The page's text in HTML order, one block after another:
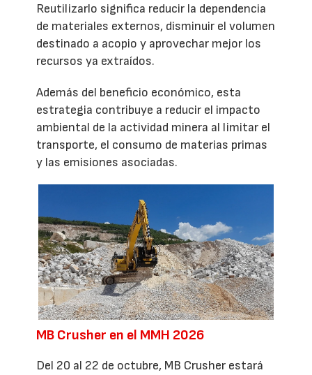
Reutilizarlo significa reducir la dependencia
de materiales externos, disminuir el volumen
destinado a acopio y aprovechar mejor los
recursos ya extraídos.
Además del beneficio económico, esta
estrategia contribuye a reducir el impacto
ambiental de la actividad minera al limitar el
transporte, el consumo de materias primas
y las emisiones asociadas.
MB Crusher en el MMH 2026
Del 20 al 22 de octubre, MB Crusher estará